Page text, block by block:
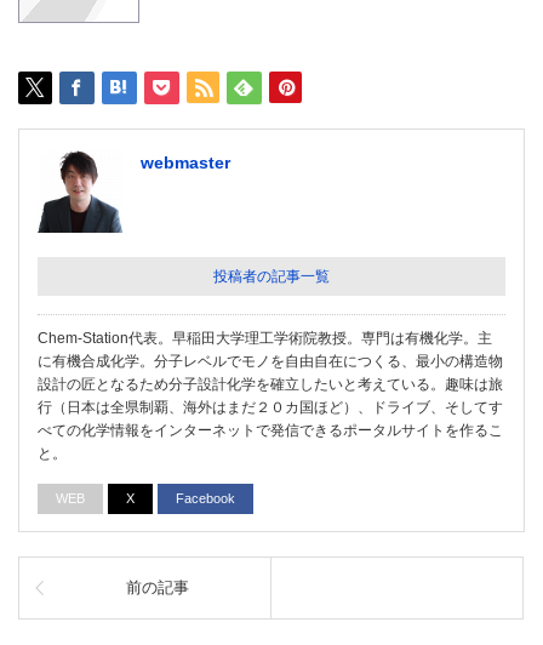
webmaster
投稿者の記事一覧
Chem-Station代表。早稲田大学理工学術院教授。専門は有機化学。主
に有機合成化学。分子レベルでモノを自由自在につくる、最小の構造物
設計の匠となるため分子設計化学を確立したいと考えている。趣味は旅
行（日本は全県制覇、海外はまだ２０カ国ほど）、ドライブ、そしてす
べての化学情報をインターネットで発信できるポータルサイトを作るこ
と。
WEB X Facebook
前の記事